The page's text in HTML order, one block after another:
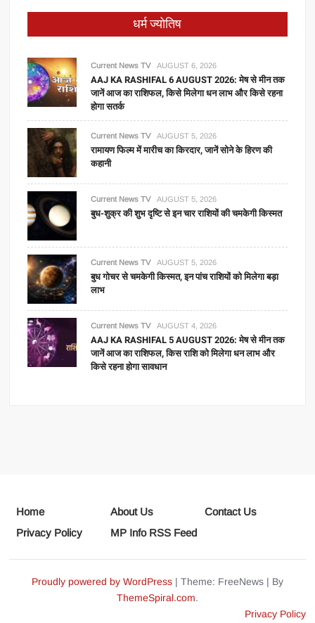
धर्म ज्योतिष
Current News TV AUGUST 6, 2026
AAJ KA RASHIFAL 6 AUGUST 2026: मेष से मीन तक
जानें आज का राशिफल, किसे मिलेगा धन लाभ और किसे रहना
होगा सतर्क
Current News TV AUGUST 5, 2026
रामायण फिल्म में मारीच का किरदार, जानें सोने के हिरण की
कहानी
Current News TV AUGUST 5, 2026
बुध-शुक्र की शुभ दृष्टि से इन चार राशियों की चमकेगी किस्मत
Current News TV AUGUST 5, 2026
बुध गोचर से चमकेगी किस्मत, इन पांच राशियों को मिलेगा बड़ा
लाभ
Current News TV AUGUST 4, 2026
AAJ KA RASHIFAL 5 AUGUST 2026: मेष से मीन तक
जानें आज का राशिफल, किस राशि को मिलेगा धन लाभ और
किसे रहना होगा सावधान
Home About Us
Contact Us
Privacy Policy
MP Info RSS Feed
Proudly powered by WordPress | Theme: FreeNews | By
ThemeSpiral.com.
Privacy Policy